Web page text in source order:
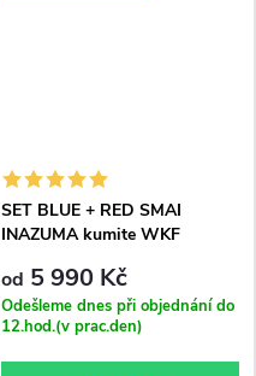
SET BLUE + RED SMAI
INAZUMA kumite WKF
od 5 990 Kč
Odešleme dnes při objednání do
12.hod.(v prac.den)